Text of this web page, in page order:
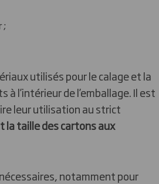
;
utilisés pour le calage et la
l’intérieur de l’emballage. Il est
leur utilisation au strict
la taille des cartons aux
notamment pour